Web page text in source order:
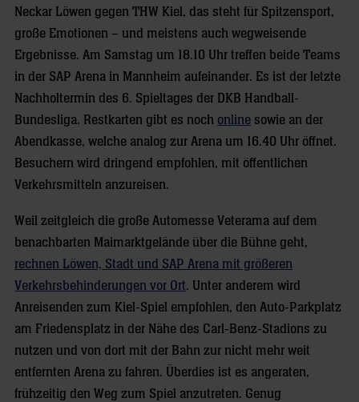
Neckar Löwen gegen THW Kiel, das steht für Spitzensport,
große Emotionen – und meistens auch wegweisende
Ergebnisse. Am Samstag um 18.10 Uhr treffen beide Teams
in der SAP Arena in Mannheim aufeinander. Es ist der letzte
Nachholtermin des 6. Spieltages der DKB Handball-
Bundesliga. Restkarten gibt es noch online sowie an der
Abendkasse, welche analog zur Arena um 16.40 Uhr öffnet.
Besuchern wird dringend empfohlen, mit öffentlichen
Verkehrsmitteln anzureisen.
Weil zeitgleich die große Automesse Veterama auf dem
benachbarten Maimarktgelände über die Bühne geht,
rechnen Löwen, Stadt und SAP Arena mit größeren
Verkehrsbehinderungen vor Ort. Unter anderem wird
Anreisenden zum Kiel-Spiel empfohlen, den Auto-Parkplatz
am Friedensplatz in der Nähe des Carl-Benz-Stadions zu
nutzen und von dort mit der Bahn zur nicht mehr weit
entfernten Arena zu fahren. Überdies ist es angeraten,
frühzeitig den Weg zum Spiel anzutreten. Genug